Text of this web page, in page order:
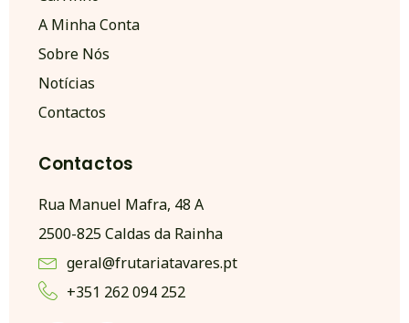
A Minha Conta
Sobre Nós
Notícias
Contactos
Contactos
Rua Manuel Mafra, 48 A
2500-825 Caldas da Rainha
geral@frutariatavares.pt
+351 262 094 252